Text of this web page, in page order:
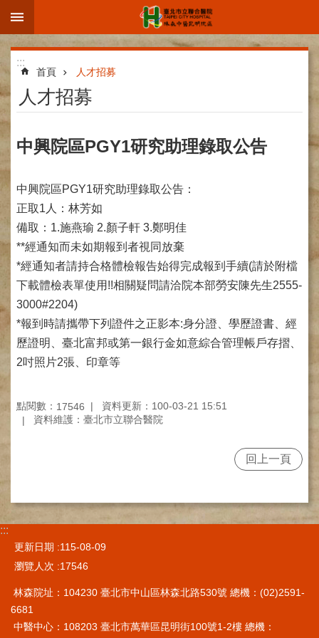
跳到主要內容區塊
進
階
尋
區
簡
介
部
科
紹
網
掛
號
醫
醫
國
交
流
練
中
心
:::
首頁 人才招募
人才招募
中興院區PGY1研究助理錄取公告
中興院區PGY1研究助理錄取公告：
正取1人：林芳如
備取：1.施燕瑜 2.顏子軒 3.鄭明佳
**經通知而未如期報到者視同放棄
*經通知者請持合格體檢報告始得完成報到手續(請於附檔
下載體檢表單使用!!相關疑問請洽院本部勞安陳先生2555-
3000#2204)
*報到時請攜帶下列證件之正影本:身分證、學歷證書、經
歷證明、臺北富邦或第一銀行金如意綜合管理帳戶存摺、
2吋照片2張、印章等
點閱數： 17546
資料更新：100-03-21 15:51
資料維護：臺北市立聯合醫院
回上一頁
:::
更新日期
115-08-09
瀏覽人次
17546
林森院址：104230 臺北市中山區林森北路530號 總機：(02)2591-
6681
中醫中心：108203 臺北市萬華區昆明街100號1-2樓 總機：